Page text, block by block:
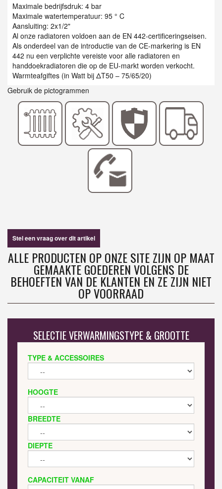
Maximale bedrijfsdruk: 4 bar
Maximale watertemperatuur: 95 ° C
Aansluiting: 2x1/2"
Al onze radiatoren voldoen aan de EN 442-certificeringseisen.
Als onderdeel van de introductie van de CE-markering is EN
442 nu een verplichte vereiste voor alle radiatoren en
handdoekradiatoren die op de EU-markt worden verkocht.
Warmteafgiftes (in Watt bij ΔT50 – 75/65/20)
Gebruik de pictogrammen
Stel een vraag over dit artikel
ALLE PRODUCTEN OP ONZE SITE ZIJN OP MAAT
GEMAAKTE GOEDEREN VOLGENS DE
BEHOEFTEN VAN DE KLANTEN EN ZE ZIJN NIET
OP VOORRAAD
SELECTIE VERWARMINGSTYPE & GROOTTE
TYPE & ACCESSOIRES
HOOGTE
BREEDTE
DIEPTE
CAPACITEIT VANAF